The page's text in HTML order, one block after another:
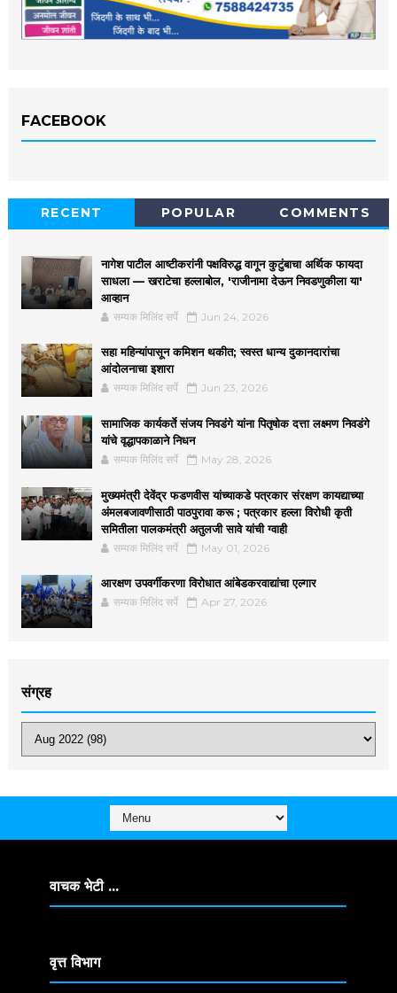
FACEBOOK
RECENT POPULAR COMMENTS
नागेश पाटील आष्टीकरांनी पक्षविरुद्ध वागून कुटुंबाचा अर्थिक फायदा
साधला — खराटेचा हल्लाबोल, 'राजीनामा देऊन निवडणुकीला या'
आव्हान
सम्यक मिलिंद सर्पे Jun 24, 2026
सहा महिन्यांपासून कमिशन थकीत; स्वस्त धान्य दुकानदारांचा
आंदोलनाचा इशारा
सम्यक मिलिंद सर्पे Jun 23, 2026
सामाजिक कार्यकर्ते संजय निवडंगे यांना पितृषोक दत्ता लक्ष्मण निवडंगे
यांचे वृद्धापकाळाने निधन
सम्यक मिलिंद सर्पे May 28, 2026
मुख्यमंत्री देवेंद्र फडणवीस यांच्याकडे पत्रकार संरक्षण कायद्याच्या
अंमलबजावणीसाठी पाठपुरावा करू ; पत्रकार हल्ला विरोधी कृती
समितीला पालकमंत्री अतुलजी सावे यांची ग्वाही
सम्यक मिलिंद सर्पे May 01, 2026
आरक्षण उपवर्गीकरणा विरोधात आंबेडकरवाद्यांचा एल्गार
सम्यक मिलिंद सर्पे Apr 27, 2026
संग्रह
वाचक भेटी ...
वृत्त विभाग